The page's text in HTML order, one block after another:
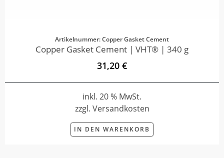
Artikelnummer: Copper Gasket Cement
Copper Gasket Cement | VHT® | 340 g
31,20 €
inkl. 20 % MwSt.
zzgl. Versandkosten
IN DEN WARENKORB